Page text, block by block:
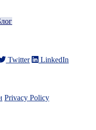
Twitter LinkedIn
Privacy Policy